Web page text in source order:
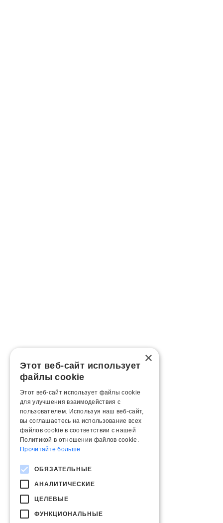
×
Этот веб-сайт использует
файлы cookie
Этот веб-сайт использует файлы cookie
для улучшения взаимодействия с
пользователем. Используя наш веб-сайт,
вы соглашаетесь на использование всех
файлов cookie в соответствии с нашей
Политикой в ​​отношении файлов cookie.
Прочитайте больше
ОБЯЗАТЕЛЬНЫЕ
АНАЛИТИЧЕСКИЕ
ЦЕЛЕВЫЕ
ФУНКЦИОНАЛЬНЫЕ